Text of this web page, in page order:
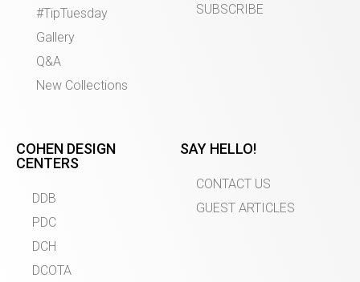
#TipTuesday
Gallery
Q&A
New Collections
SUBSCRIBE
COHEN DESIGN
CENTERS
DDB
PDC
DCH
DCOTA
SAY HELLO!
CONTACT US
GUEST ARTICLES